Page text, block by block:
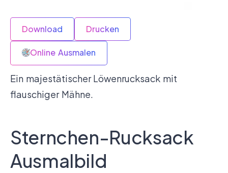
Download Drucken
Online Ausmalen
Ein majestätischer Löwenrucksack mit
flauschiger Mähne.
Sternchen-Rucksack
Ausmalbild